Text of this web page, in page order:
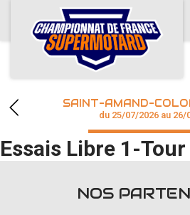
ACCUEIL
ACTUS
CALENDRIER
CHAMPIONNAT
RÉSULTATS
SAINT-AMAND-
du 25/07/2026 au 26/
Essais Libre 1-
NOS